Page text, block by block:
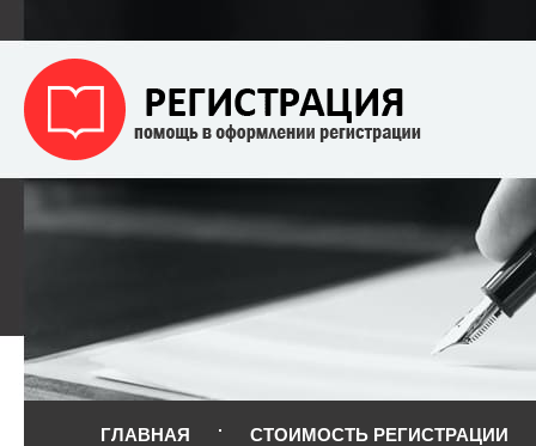
ГЛАВНАЯ СТОИМОСТЬ РЕГИСТРАЦИИ